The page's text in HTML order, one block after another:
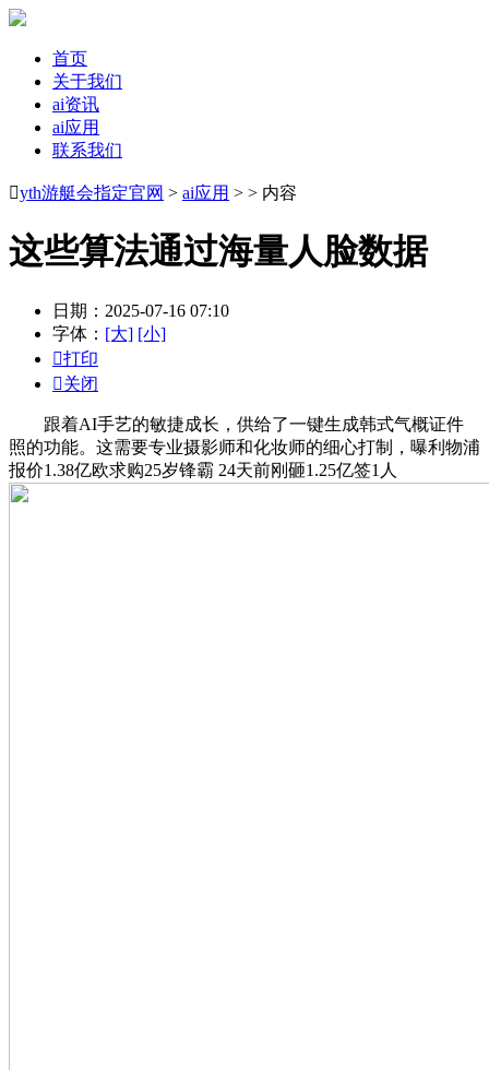
首页
关于我们
ai资讯
ai应用
联系我们
yth游艇会指定官网 > ai应用 > > 内容
这些算法通过海量人脸数据
日期：2025-07-16 07:10
字体： [大] [小]
打印
关闭
跟着AI手艺的敏捷成长，供给了一键生成韩式气概证件
照的功能。这需要专业摄影师和化妆师的细心打制，曝利物浦
报价1.38亿欧求购25岁锋霸 24天前刚砸1.25亿签1人